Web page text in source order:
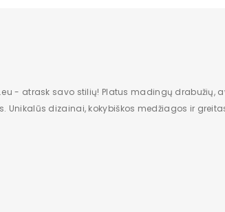
- atrask savo stilių! Platus madingų drabužių,
Unikalūs dizainai, kokybiškos medžiagos ir